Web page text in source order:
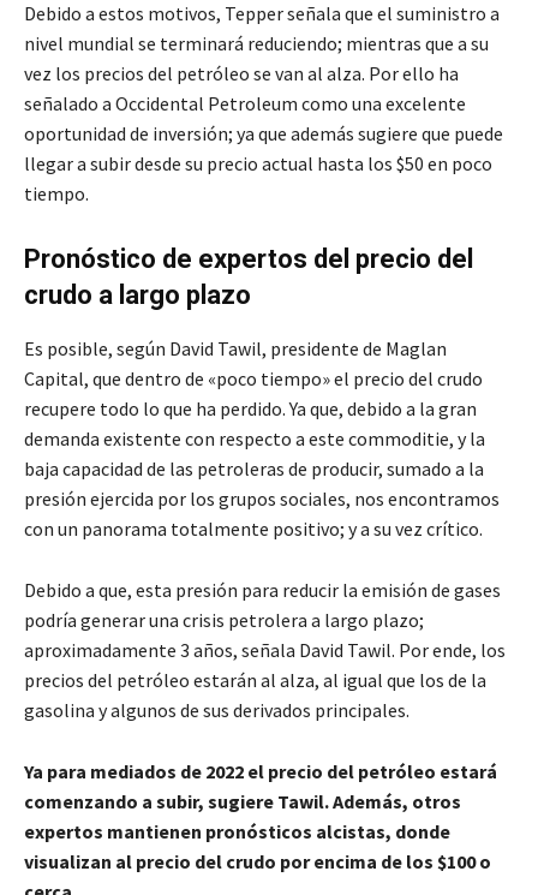
Debido a estos motivos, Tepper señala que el suministro a
nivel mundial se terminará reduciendo; mientras que a su
vez los precios del petróleo se van al alza. Por ello ha
señalado a Occidental Petroleum como una excelente
oportunidad de inversión; ya que además sugiere que puede
llegar a subir desde su precio actual hasta los $50 en poco
tiempo.
Pronóstico de expertos del precio del
crudo a largo plazo
Es posible, según David Tawil, presidente de Maglan
Capital, que dentro de «poco tiempo» el precio del crudo
recupere todo lo que ha perdido. Ya que, debido a la gran
demanda existente con respecto a este commoditie, y la
baja capacidad de las petroleras de producir, sumado a la
presión ejercida por los grupos sociales, nos encontramos
con un panorama totalmente positivo; y a su vez crítico.
Debido a que, esta presión para reducir la emisión de gases
podría generar una crisis petrolera a largo plazo;
aproximadamente 3 años, señala David Tawil. Por ende, los
precios del petróleo estarán al alza, al igual que los de la
gasolina y algunos de sus derivados principales.
Ya para mediados de 2022 el precio del petróleo estará
comenzando a subir, sugiere Tawil. Además, otros
expertos mantienen pronósticos alcistas, donde
visualizan al precio del crudo por encima de los $100 o